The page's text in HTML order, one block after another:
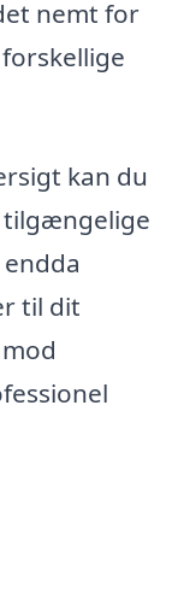
nemt for
kan du
tilgængelige
til dit